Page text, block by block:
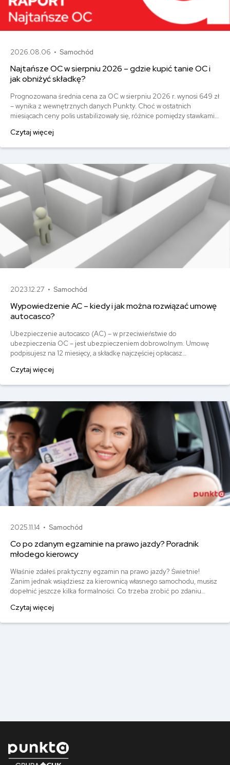
2026.08.06 • Samochód
Najtańsze OC w sierpniu 2026 – gdzie kupić tanie OC i
jak obniżyć składkę?
Prognozowana średnia cena za OC w sierpniu 2026 r. wynosi 649 zł
– wynika z wewnętrznych danych Punkty. Choć w ostatnich
miesiącach ceny polis ustabilizowały się, różnice pomiędzy stawkami
500 zł, inni – powyżej 1500 zł. Gdzie znaleźć najtańsze OC w Polsce
Czytaj więcej
2023.12.27 • Samochód
Wypowiedzenie AC – kiedy i jak można rozwiązać umowę
autocasco?
Ubezpieczenie autocasco (AC) – w przeciwieństwie do
ubezpieczenia OC – jest ubezpieczeniem dobrowolnym. Umowę
podpisujesz na 12 miesięcy, a składkę najczęściej opłacasz
ofertę lub zdecydowałeś się sprzedać samochód w trakcie trwania
Czytaj więcej
2025.11.14 • Samochód
Co po zdanym egzaminie na prawo jazdy? Poradnik
młodego kierowcy
Właśnie zdałeś praktyczny egzamin na prawo jazdy? Świetnie!
Zanim jednak wsiądziesz za kierownicą własnego samochodu, musisz
dopełnić jeszcze kilka formalności. Co trzeba zrobić po zdaniu
którym szybko załatwisz sprawy urzędowe i będziesz mógł prowadzić
Czytaj więcej